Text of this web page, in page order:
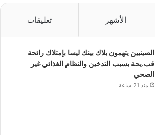
الأشهر تعليقات
الصينيين يتهمون بلاك بينك ليسا بإمتلاك رائحة
قب.يحة بسبب التدخين والنظام الغذائي غير
الصحي
منذ 21 ساعة